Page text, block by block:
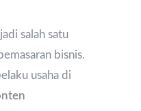
salah satu
bisnis.
usaha di